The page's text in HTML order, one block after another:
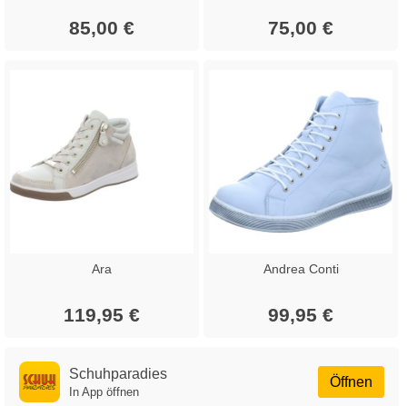
85,00 € 75,00 €
Ara
119,95 €
Andrea Conti
99,95 €
Öffnen
Schuhparadies
In App öffnen